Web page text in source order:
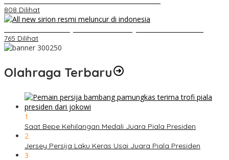
808 Dilihat
765 Dilihat
Olahraga Terbaru
1
Saat Bepe Kehilangan Medali Juara Piala Presiden
2
Jersey Persija Laku Keras Usai Juara Piala Presiden
3